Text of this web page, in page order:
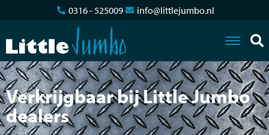
0316 - 525009 info@littlejumbo.nl
Verkrijgbaar bij Little Jumbo
dealers